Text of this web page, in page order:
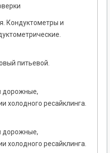
Кондуктометры и
питьевой.
дорожные,
холодного ресайклинга.
дорожные,
холодного ресайклинга.